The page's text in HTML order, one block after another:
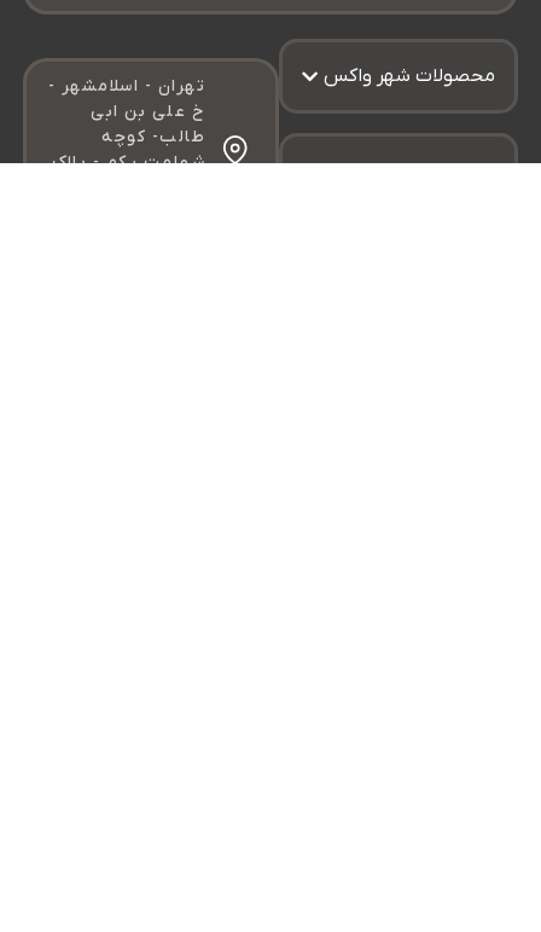
محصولات شهر واکس
راهنمای خرید از شهر
تهران - اسلامشهر -
خ علی بن ابی
طالب- کوچه
شهامت یکم - پلاک